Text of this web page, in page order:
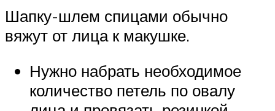
Шапку-шлем спицами обычно
вяжут от лица к макушке.
Нужно набрать необходимое
количество петель по овалу